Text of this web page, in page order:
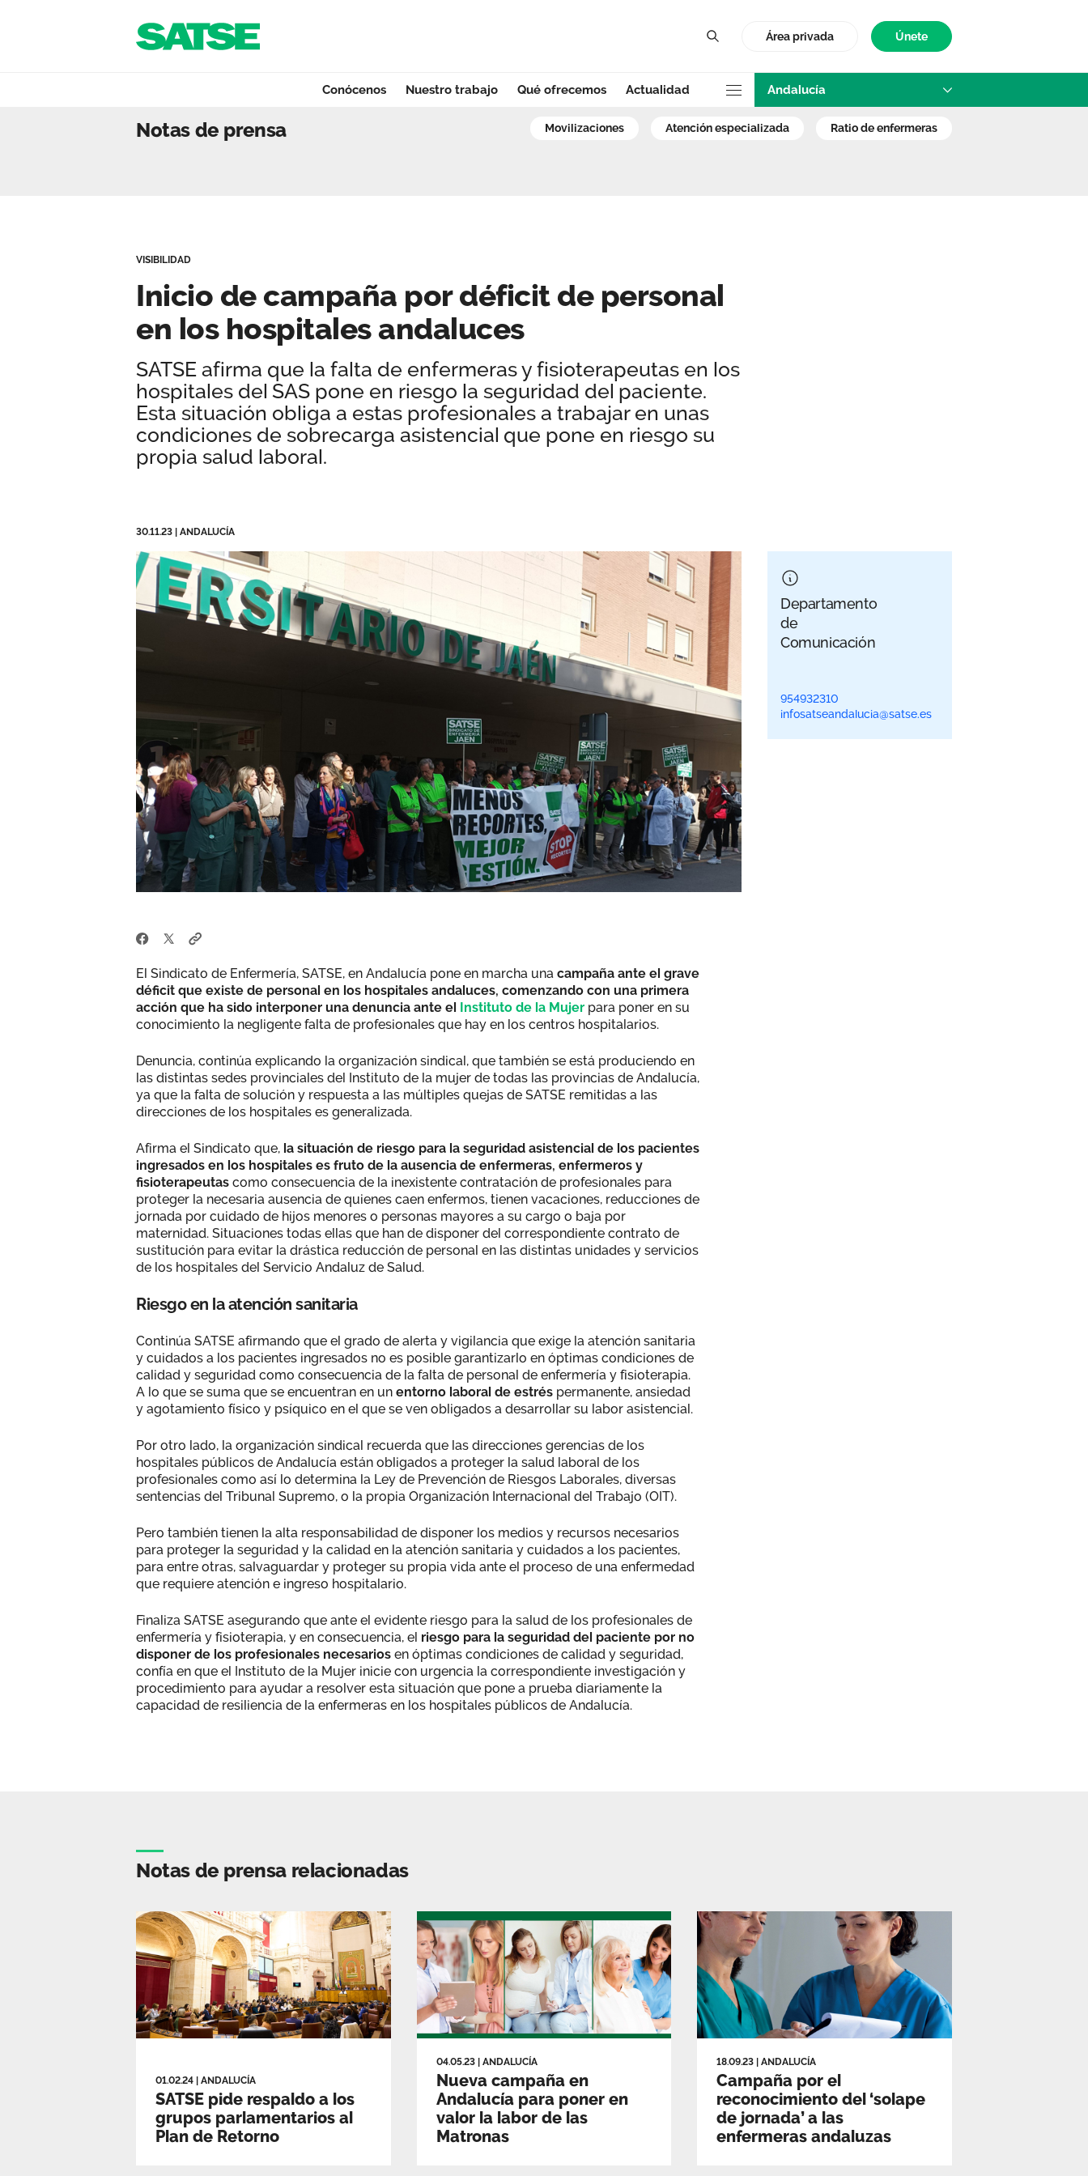
Navegación
Área privada
Únete
Conócenos Nuestro trabajo Qué ofrecemos Actualidad
Qué ofrecemos
Andalucía
Inicio de campaña por déficit de personal en los
Notas de prensa movilizaciones atención especializada ratio de enfermeras
VISIBILIDAD
Inicio de campaña por déficit de personal
en los hospitales andaluces
SATSE afirma que la falta de enfermeras y fisioterapeutas en los
hospitales del SAS pone en riesgo la seguridad del paciente.
Esta situación obliga a estas profesionales a trabajar en unas
condiciones de sobrecarga asistencial que pone en riesgo su
propia salud laboral.
30.11.23 ANDALUCÍA
El Sindicato de Enfermería, SATSE, en Andalucía pone en marcha una campaña ante el grave
déficit que existe de personal en los hospitales andaluces, comenzando con una primera
acción que ha sido interponer una denuncia ante el Instituto de la Mujer para poner en su
conocimiento la negligente falta de profesionales que hay en los centros hospitalarios.
Denuncia, continúa explicando la organización sindical, que también se está produciendo en
las distintas sedes provinciales del Instituto de la mujer de todas las provincias de Andalucía,
ya que la falta de solución y respuesta a las múltiples quejas de SATSE remitidas a las
direcciones de los hospitales es generalizada.
Afirma el Sindicato que, la situación de riesgo para la seguridad asistencial de los pacientes
ingresados en los hospitales es fruto de la ausencia de enfermeras, enfermeros y
fisioterapeutas como consecuencia de la inexistente contratación de profesionales para
proteger la necesaria ausencia de quienes caen enfermos, tienen vacaciones, reducciones de
jornada por cuidado de hijos menores o personas mayores a su cargo o baja por
maternidad. Situaciones todas ellas que han de disponer del correspondiente contrato de
sustitución para evitar la drástica reducción de personal en las distintas unidades y servicios
de los hospitales del Servicio Andaluz de Salud.
Riesgo en la atención sanitaria
Continúa SATSE afirmando que el grado de alerta y vigilancia que exige la atención sanitaria
y cuidados a los pacientes ingresados no es posible garantizarlo en óptimas condiciones de
calidad y seguridad como consecuencia de la falta de personal de enfermería y fisioterapia.
A lo que se suma que se encuentran en un entorno laboral de estrés permanente, ansiedad
y agotamiento físico y psíquico en el que se ven obligados a desarrollar su labor asistencial.
Por otro lado, la organización sindical recuerda que las direcciones gerencias de los
hospitales públicos de Andalucía están obligados a proteger la salud laboral de los
profesionales como así lo determina la Ley de Prevención de Riesgos Laborales, diversas
sentencias del Tribunal Supremo, o la propia Organización Internacional del Trabajo (OIT).
Pero también tienen la alta responsabilidad de disponer los medios y recursos necesarios
para proteger la seguridad y la calidad en la atención sanitaria y cuidados a los pacientes,
para entre otras, salvaguardar y proteger su propia vida ante el proceso de una enfermedad
que requiere atención e ingreso hospitalario.
Finaliza SATSE asegurando que ante el evidente riesgo para la salud de los profesionales de
enfermería y fisioterapia, y en consecuencia, el riesgo para la seguridad del paciente por no
disponer de los profesionales necesarios en óptimas condiciones de calidad y seguridad,
confía en que el Instituto de la Mujer inicie con urgencia la correspondiente investigación y
procedimiento para ayudar a resolver esta situación que pone a prueba diariamente la
capacidad de resiliencia de la enfermeras en los hospitales públicos de Andalucía.
Departamento
de
Comunicación
954932310
infosatseandalucia@satse.es
Notas de prensa relacionadas
01.02.24 ANDALUCÍA
SATSE pide respaldo a los
grupos parlamentarios al
Plan de Retorno
04.05.23 ANDALUCÍA
Nueva campaña en
Andalucía para poner en
valor la labor de las
Matronas
18.09.23 |ANDALUCÍA
Campaña por el
reconocimiento del ‘solape
de jornada’ a las
enfermeras andaluzas